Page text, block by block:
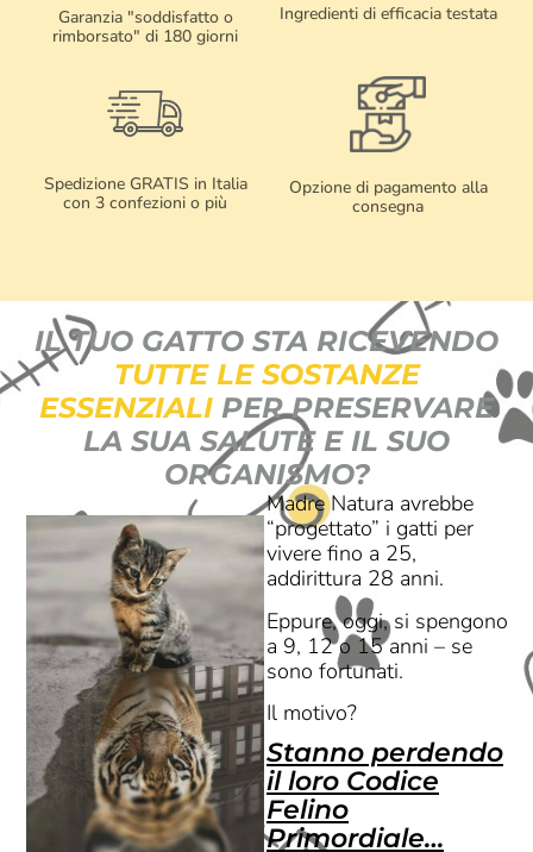
Garanzia "soddisfatto o
rimborsato" di 180 giorni
Ingredienti di efficacia testata
Spedizione GRATIS in Italia
con 3 confezioni o più
Opzione di pagamento alla
consegna
IL TUO GATTO STA RICEVENDO
TUTTE LE SOSTANZE
ESSENZIALI PER PRESERVARE
LA SUA SALUTE E IL SUO
ORGANISMO?
Madre Natura avrebbe
“progettato” i gatti per
vivere fino a 25,
addirittura 28 anni.
Eppure, oggi, si spengono
a 9, 12 o 15 anni – se
sono fortunati.
Il motivo?
Stanno perdendo
il loro Codice
Felino
Primordiale…